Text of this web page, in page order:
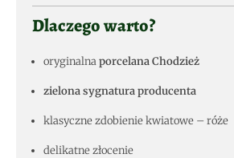
Dlaczego warto?
oryginalnaporcelana Chodzież
zielona sygnatura producenta
klasyczne zdobienie kwiatowe – róże
delikatne złocenie